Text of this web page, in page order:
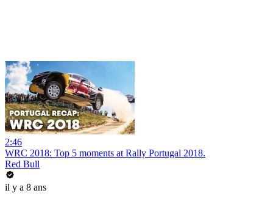
2:46
WRC 2018: Top 5 moments at Rally Portugal 2018.
Red Bull
il y a 8 ans